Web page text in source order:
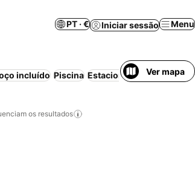
PT · € Iniciar sessão Menu
incluído Piscina Estacionamento Meia-
Ver mapa
os resultados
favoritos